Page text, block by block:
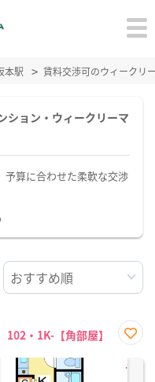
本駅 賃料交渉可のウィークリ
ション・ウィークリーマ
予算に合わせた柔軟な交渉
・1K-【角部屋】
に入
り登